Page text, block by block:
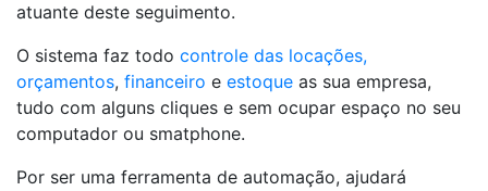
atuante deste seguimento.
O sistema faz todo controle das locações,
orçamentos, financeiro e estoque as sua empresa,
tudo com alguns cliques e sem ocupar espaço no seu
computador ou smatphone.
Por ser uma ferramenta de automação, ajudará